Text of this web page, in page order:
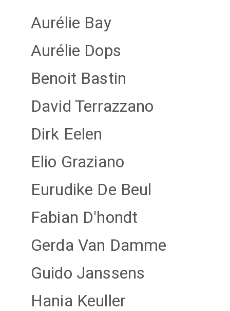
Aurélie Bay
Aurélie Dops
Benoit Bastin
David Terrazzano
Dirk Eelen
Elio Graziano
Eurudike De Beul
Fabian D'hondt
Gerda Van Damme
Guido Janssens
Hania Keuller